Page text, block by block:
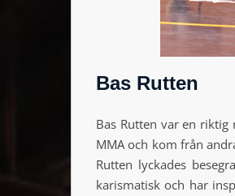
Bas Rutten
Bas Rutten var en
MMA och kom från
Rutten lyckades
karismatisk och har